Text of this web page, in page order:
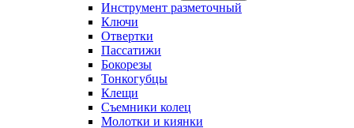
Инструмент разметочный
Ключи
Отвертки
Пассатижи
Бокорезы
Тонкогубцы
Клещи
Съемники колец
Молотки и киянки